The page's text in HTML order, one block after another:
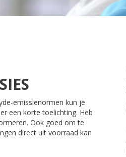
emissienormen kun je
een korte toelichting. Heb
Ook goed om te
direct uit voorraad kan